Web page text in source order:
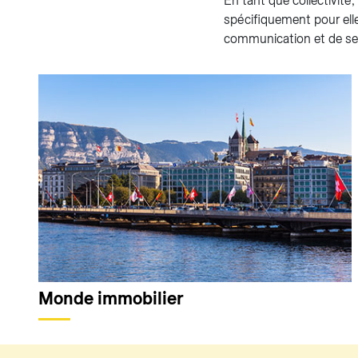
spécifiquement pour
communication et de
Monde immobilier